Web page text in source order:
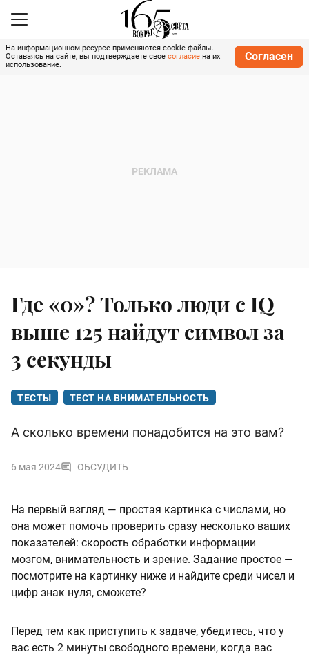
На информационном ресурсе применяются cookie-файлы.
Оставаясь на сайте, вы подтверждаете свое согласие на их
использование.
Согласен
Где «0»? Только люди с IQ
выше 125 найдут символ за
3 секунды
ТЕСТЫ ТЕСТ НА ВНИМАТЕЛЬНОСТЬ
А сколько времени понадобится на это вам?
6 мая 2024 ОБСУДИТЬ
На первый взгляд — простая картинка с числами, но
она может помочь проверить сразу несколько ваших
показателей: скорость обработки информации
мозгом, внимательность и зрение. Задание простое —
посмотрите на картинку ниже и найдите среди чисел и
цифр знак нуля, сможете?
Перед тем как приступить к задаче, убедитесь, что у
вас есть 2 минуты свободного времени, когда вас